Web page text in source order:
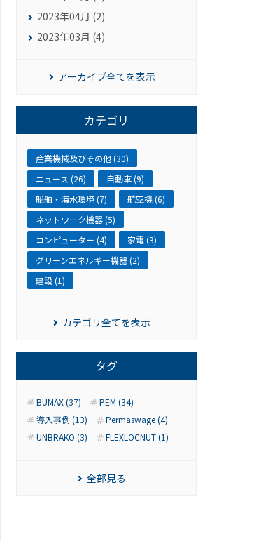
2023年04月 (2)
2023年03月 (4)
アーカイブ全てを表示
カテゴリ
産業機械及びその他 (30)
ニュース (26)
自動車 (9)
船舶・海水環境 (7)
航空機 (6)
ネットワーク機器 (5)
コンピューター (4)
家電 (3)
グリーンエネルギー機器 (2)
建設 (1)
カテゴリ全てを表示
タグ
BUMAX (37)
PEM (34)
導入事例 (13)
Permaswage (4)
UNBRAKO (3)
FLEXLOCNUT (1)
全部見る